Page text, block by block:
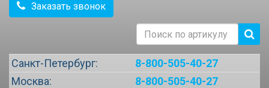
Заказать звонок
Санкт-Петербург:
8-800-505-40-27
Москва:
8-800-505-40-27